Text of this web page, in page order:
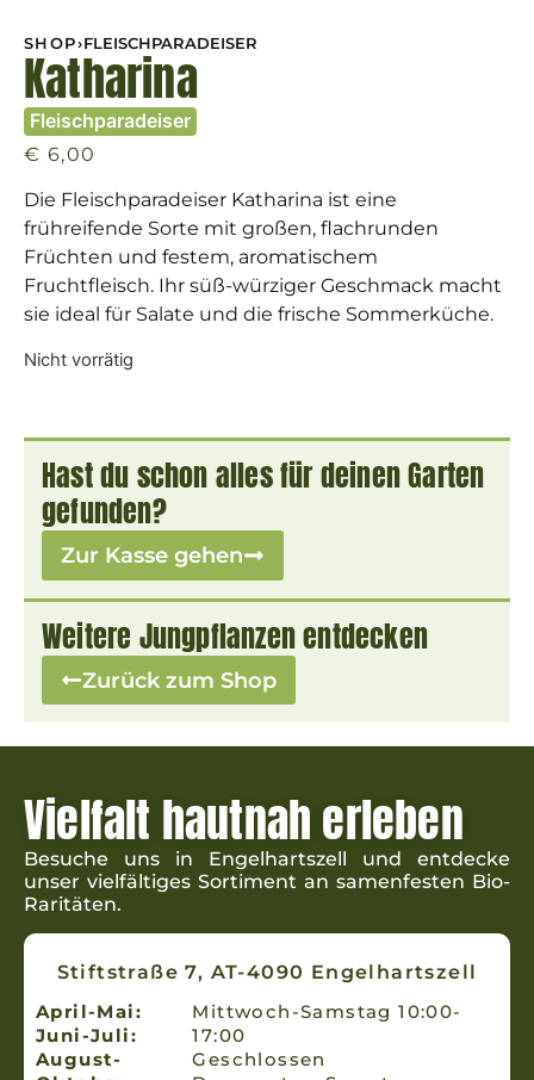
SHOP›FLEISCHPARADEISER
Katharina
Fleischparadeiser
€ 6,00
Die Fleischparadeiser Katharina ist eine
frühreifende Sorte mit großen, flachrunden
Früchten und festem, aromatischem
Fruchtfleisch. Ihr süß-würziger Geschmack macht
sie ideal für Salate und die frische Sommerküche.
Nicht vorrätig
Weitere Jungpflanzen entdecken
Zurück zum Shop
Hast du schon alles für deinen Garten
gefunden?
Zur Kasse gehen
Vielfalt hautnah erleben
Besuche uns in Engel­hartszell und ent­decke
unser viel­fäl­tiges Sorti­ment an samen­fes­ten Bio-
Raritäten.
Stiftstraße 7, AT-4090 Engelhartszell
April-Mai:
Juni-Juli:
August-
Mittwoch-Samstag 10:00-
17:00
Geschlossen